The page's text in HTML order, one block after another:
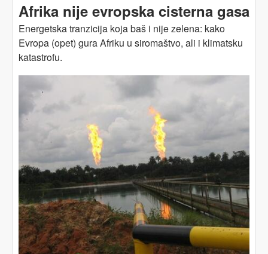
Afrika nije evropska cisterna gasa
Energetska tranzicija koja baš i nije zelena: kako
Evropa (opet) gura Afriku u siromaštvo, ali i klimatsku
katastrofu.